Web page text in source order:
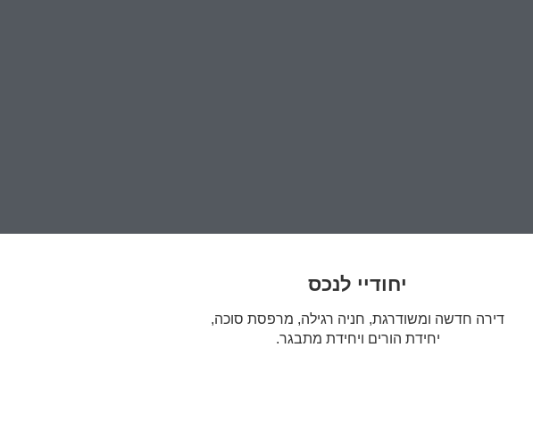
יחודיי לנכס
דירה חדשה ומשודרגת, חניה רגילה, מרפסת סוכה,
יחידת הורים ויחידת מתבגר.